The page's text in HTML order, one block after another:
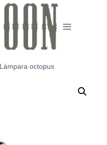
Lámpara octopus